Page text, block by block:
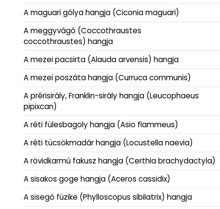
A maguari gólya hangja (Ciconia maguari)
A meggyvágó (Coccothraustes
coccothraustes) hangja
A mezei pacsirta (Alauda arvensis) hangja
A mezei poszáta hangja (Curruca communis)
A prérisirály, Franklin-sirály hangja (Leucophaeus
pipixcan)
A réti fülesbagoly hangja (Asio flammeus)
A réti tücsökmadár hangja (Locustella naevia)
A rövidkarmú fakusz hangja (Certhia brachydactyla)
A sisakos goge hangja (Aceros cassidix)
A sisegő füzike (Phylloscopus sibilatrix) hangja